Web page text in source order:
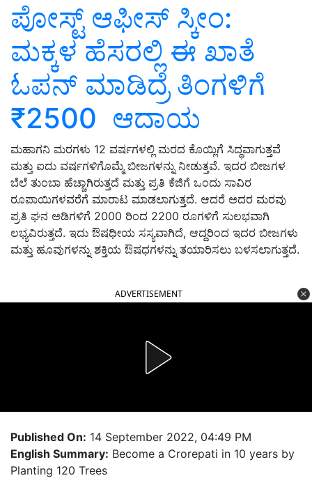
ಪೋಸ್ಟ್‌ ಆಫೀಸ್‌ ಸ್ಕೀಂ:
ಮಕ್ಕಳ ಹೆಸರಲ್ಲಿ ಈ ಖಾತೆ
ಓಪನ್‌ ಮಾಡಿದ್ರೆ ತಿಂಗಳಿಗೆ
₹2500 ಆದಾಯ
ಮಹಾಗನಿ ಮರಗಳು 12 ವರ್ಷಗಳಲ್ಲಿ ಮರದ ಕೊಯ್ಲಿಗೆ ಸಿದ್ಧವಾಗುತ್ತವೆ
ಮತ್ತು ಐದು ವರ್ಷಗಳಿಗೊಮ್ಮೆ ಬೀಜಗಳನ್ನು ನೀಡುತ್ತವೆ. ಇದರ ಬೀಜಗಳ
ಬೆಲೆ ತುಂಬಾ ಹೆಚ್ಚಾಗಿರುತ್ತದೆ ಮತ್ತು ಪ್ರತಿ ಕೆಜಿಗೆ ಒಂದು ಸಾವಿರ
ರೂಪಾಯಿಗಳವರೆಗೆ ಮಾರಾಟ ಮಾಡಲಾಗುತ್ತದೆ. ಆದರೆ ಅದರ ಮರವು
ಪ್ರತಿ ಘನ ಅಡಿಗಳಿಗೆ 2000 ರಿಂದ 2200 ರೂಗಳಿಗೆ ಸುಲಭವಾಗಿ
ಲಭ್ಯವಿರುತ್ತದೆ. ಇದು ಔಷಧೀಯ ಸಸ್ಯವಾಗಿದೆ, ಆದ್ದರಿಂದ ಇದರ ಬೀಜಗಳು
ಮತ್ತು ಹೂವುಗಳನ್ನು ಶಕ್ತಿಯ ಔಷಧಗಳನ್ನು ತಯಾರಿಸಲು ಬಳಸಲಾಗುತ್ತದೆ.
ADVERTISEMENT
Published On: 14 September 2022, 04:49 PM
English Summary: Become a Crorepati in 10 years by
Planting 120 Trees